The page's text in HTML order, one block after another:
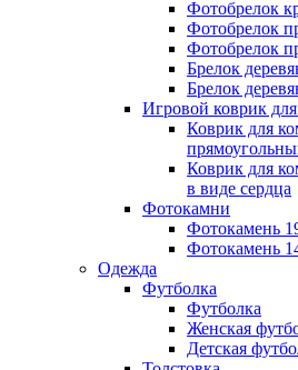
Фотобрелок
Фотобрелок
Фотобрелок
Брелок
Брелок
Игровой коврик
Коврик для
Коврик для
в виде сердца
Фотокамни
Фотокамень
Фотокамень
Одежда
Футболка
Футболка
Женская
Детская